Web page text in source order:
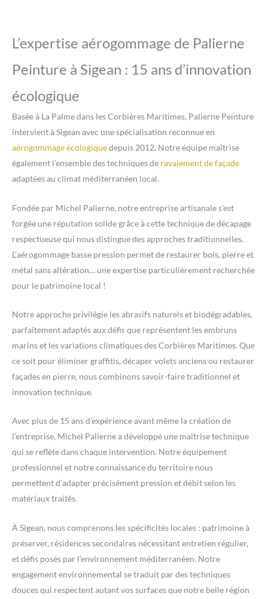
L’expertise aérogommage de Palierne
Peinture à Sigean : 15 ans d’innovation
écologique
Basée à La Palme dans les Corbières Maritimes, Palierne Peinture
intervient à Sigean avec une spécialisation reconnue en
aérogommage écologiquedepuis 2012. Notre équipe maîtrise
également l’ensemble des techniques de ravalement de façade
adaptées au climat méditerranéen local.
Fondée par Michel Palierne, notre entreprise artisanale s’est
forgée une réputation solide grâce à cette technique de décapage
respectueuse qui nous distingue des approches traditionnelles.
L’aérogommage basse pression permet de restaurer bois, pierre et
métal sans altération… une expertise particulièrement recherchée
pour le patrimoine local !
Notre approche privilégie les abrasifs naturels et biodégradables,
parfaitement adaptés aux défis que représentent les embruns
marins et les variations climatiques des Corbières Maritimes. Que
ce soit pour éliminer graffitis, décaper volets anciens ou restaurer
façades en pierre, nous combinons savoir-faire traditionnel et
innovation technique.
Avec plus de 15 ans d’expérience avant même la création de
l’entreprise, Michel Palierne a développé une maîtrise technique
qui se reflète dans chaque intervention. Notre équipement
professionnel et notre connaissance du territoire nous
permettent d’adapter précisément pression et débit selon les
matériaux traités.
À Sigean, nous comprenons les spécificités locales : patrimoine à
préserver, résidences secondaires nécessitant entretien régulier,
et défis posés par l’environnement méditerranéen. Notre
engagement environnemental se traduit par des techniques
douces qui respectent autant vos surfaces que notre belle région